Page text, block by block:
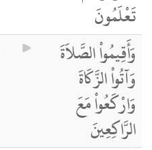
تَعْلَمُونَ
وَأَقِيمُواْ الصَّلاَةَ
وَآتُواْ الزَّكَاةَ
وَارْكَعُواْ مَعَ
الرَّاكِعِينَ